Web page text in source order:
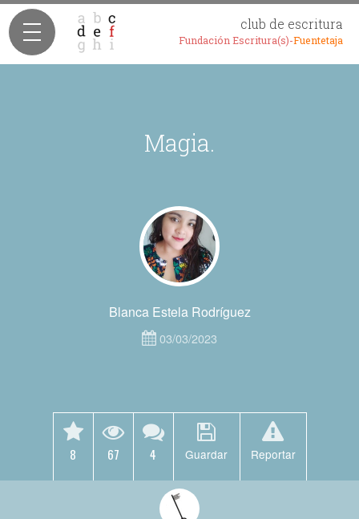
club de escritura
Fundación Escritura(s)-Fuentetaja
Magia.
Blanca Estela Rodríguez
03/03/2023
8 67 4 Guardar Reportar